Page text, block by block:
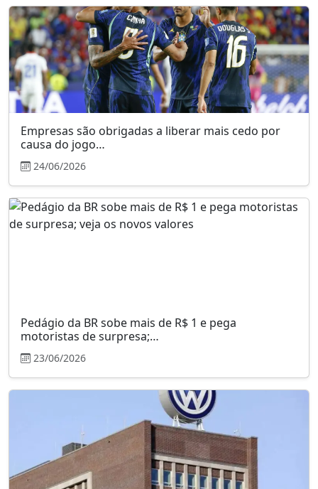
Empresas são obrigadas a liberar mais cedo por
causa do jogo…
24/06/2026
Pedágio da BR sobe mais de R$ 1 e pega
motoristas de surpresa;…
23/06/2026